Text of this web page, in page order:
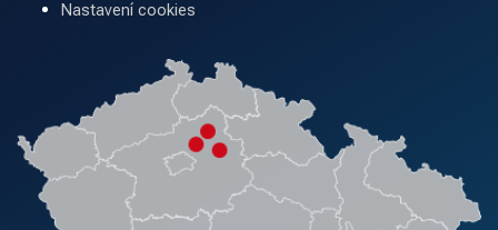
Nastavení cookies